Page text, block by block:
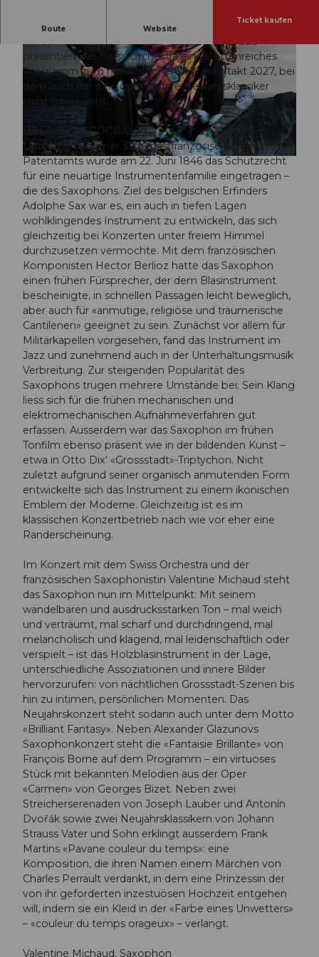
© Guidle.com
© Guidle.com
Route Website
Ticket kaufen
Das Neujahrskonzert steht ganz im Zeichen des
Saxophons: Zusammen mit Valentine Michaud
präsentiert das Swiss Orchestra ein facettenreiches
Programm zum musikalischen Jahresauftakt 2027, bei
dem auch der eine oder andere Neujahrsklassiker
nicht fehlen wird.
ÜBER DAS PROGRAMM
Unter der Nummer 3’226 des französischen
Patentamts wurde am 22. Juni 1846 das Schutzrecht
für eine neuartige Instrumentenfamilie eingetragen –
die des Saxophons. Ziel des belgischen Erfinders
Adolphe Sax war es, ein auch in tiefen Lagen
wohlklingendes Instrument zu entwickeln, das sich
gleichzeitig bei Konzerten unter freiem Himmel
durchzusetzen vermochte. Mit dem französischen
Komponisten Hector Berlioz hatte das Saxophon
einen frühen Fürsprecher, der dem Blasinstrument
bescheinigte, in schnellen Passagen leicht beweglich,
aber auch für «anmutige, religiöse und träumerische
Cantilenen» geeignet zu sein. Zunächst vor allem für
Militärkapellen vorgesehen, fand das Instrument im
Jazz und zunehmend auch in der Unterhaltungsmusik
Verbreitung. Zur steigenden Popularität des
Saxophons trugen mehrere Umstände bei: Sein Klang
liess sich für die frühen mechanischen und
elektromechanischen Aufnahmeverfahren gut
erfassen. Ausserdem war das Saxophon im frühen
Tonfilm ebenso präsent wie in der bildenden Kunst –
etwa in Otto Dix‘ «Grossstadt»-Triptychon. Nicht
zuletzt aufgrund seiner organisch anmutenden Form
entwickelte sich das Instrument zu einem ikonischen
Emblem der Moderne. Gleichzeitig ist es im
klassischen Konzertbetrieb nach wie vor eher eine
Randerscheinung.
Im Konzert mit dem Swiss Orchestra und der
französischen Saxophonistin Valentine Michaud steht
das Saxophon nun im Mittelpunkt: Mit seinem
wandelbaren und ausdrucksstarken Ton – mal weich
und verträumt, mal scharf und durchdringend, mal
melancholisch und klagend, mal leidenschaftlich oder
verspielt – ist das Holzblasinstrument in der Lage,
unterschiedliche Assoziationen und innere Bilder
hervorzurufen: von nächtlichen Grossstadt-Szenen bis
hin zu intimen, persönlichen Momenten. Das
Neujahrskonzert steht sodann auch unter dem Motto
«Brilliant Fantasy». Neben Alexander Glazunovs
Saxophonkonzert steht die «Fantaisie Brillante» von
François Borne auf dem Programm – ein virtuoses
Stück mit bekannten Melodien aus der Oper
«Carmen» von Georges Bizet. Neben zwei
Streicherserenaden von Joseph Lauber und Antonín
Dvořák sowie zwei Neujahrsklassikern von Johann
Strauss Vater und Sohn erklingt ausserdem Frank
Martins «Pavane couleur du temps»: eine
Komposition, die ihren Namen einem Märchen von
Charles Perrault verdankt, in dem eine Prinzessin der
von ihr geforderten inzestuösen Hochzeit entgehen
will, indem sie ein Kleid in der «Farbe eines Unwetters»
– «couleur du temps orageux» – verlangt.
Valentine Michaud, Saxophon